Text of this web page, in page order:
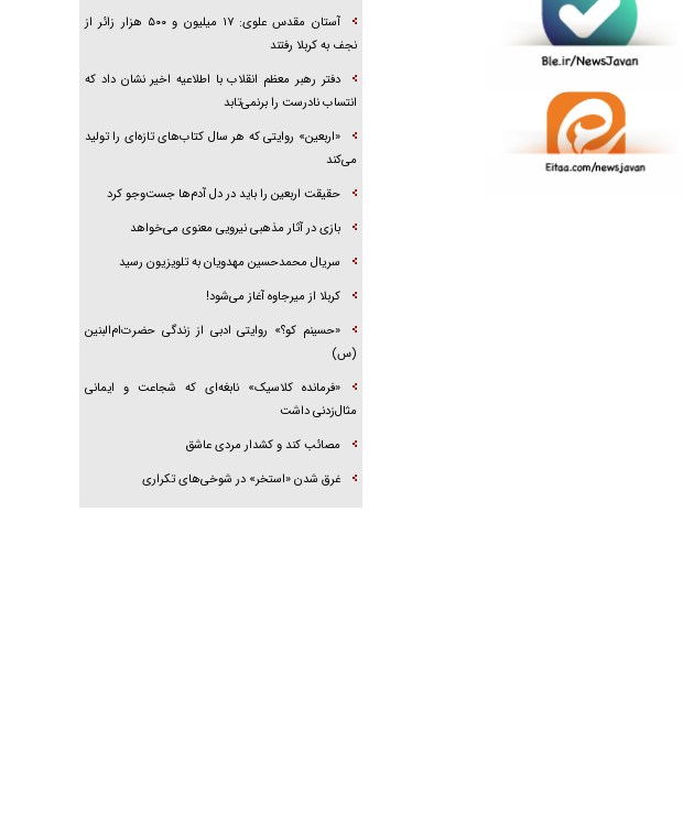
آستان مقدس علوی: ۱۷ میلیون و ۵۰۰ هزار زائر از
نجف به کربلا رفتند
دفتر رهبر معظم انقلاب با اطلاعیه اخیر نشان داد که
انتساب نادرست را برنمی‌تابد
«اربعین» روایتی که هر سال کتاب‌های تازه‌ای را تولید
می‌کند
حقیقت اربعین را باید در دل آدم‌ها جست‌و‌جو کرد
بازی در آثار مذهبی نیرویی معنوی می‌خواهد
سریال محمدحسین مهدویان به تلویزیون رسید
کربلا از میرجاوه آغاز می‌شود!
«حسینم کو؟» روایتی ادبی از زندگی حضرت‌ام‌البنین
(س)
«فرمانده کلاسیک» نابغه‌ای که شجاعت و ایمانی
مثال‌زدنی داشت
مصائب کند و کشدار مردی عاشق
غرق شدن «استخر» در شوخی‌های تکراری